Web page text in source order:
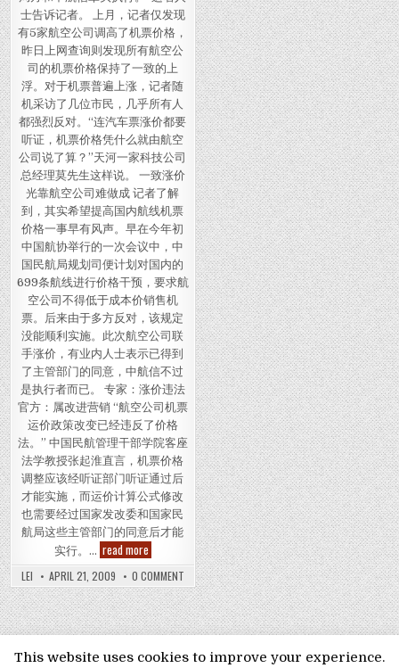
士告诉记者。 上月，记者仅发现
有5家航空公司调高了机票价格，
昨日上网查询则发现所有航空公
司的机票价格保持了一致的上
浮。对于机票普遍上涨，记者随
机采访了几位市民，几乎所有人
都强烈反对。“连汽车票涨价都要
听证，机票价格凭什么就由航空
公司说了算？”天河一家科技公司
总经理莫先生这样说。 一致涨价
光靠航空公司难做成 记者了解
到，其实希望提高国内航线机票
价格一事早有风声。早在今年初
中国航协举行的一次会议中，中
国民航局规划司便计划对国内的
699条航线进行价格干预，要求航
空公司不得低于成本价销售机
票。后来由于多方反对，该规定
没能顺利实施。此次航空公司联
手涨价，有业内人士表示已得到
了主管部门的同意，中航信不过
是执行者而已。 专家：涨价违法
官方：属改进营销 “航空公司机票
运价政策改变已经违反了价格
法。” 中国民航管理干部学院客座
法学教授张起淮直言，机票价格
调整应该经听证部门听证通过后
才能实施，而运价计算公式修改
也需要经过国家发改委和国家民
航局这些主管部门的同意后才能
实行。… read more五大航空公司疑共谋涨价 方案获民航局许可
LEI APRIL 21, 2009 0 COMMENTON 五大航空公司疑共谋涨价 方案获民航局许
MENU
This website uses cookies to improve your experience.